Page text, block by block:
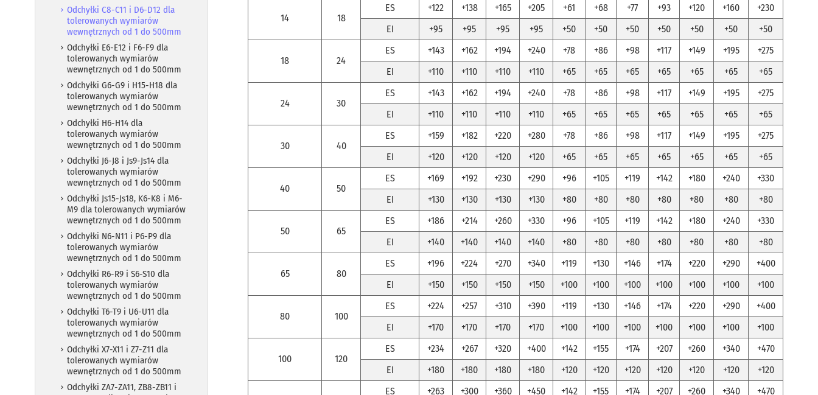
Odchyłki C8-C11 i D6-D12 dla
tolerowanych wymiarów
wewnętrznych od 1 do 500mm
Odchyłki E6-E12 i F6-F9 dla
tolerowanych wymiarów
wewnętrznych od 1 do 500mm
Odchyłki G6-G9 i H15-H18 dla
tolerowanych wymiarów
wewnętrznych od 1 do 500mm
Odchyłki H6-H14 dla
tolerowanych wymiarów
wewnętrznych od 1 do 500mm
Odchyłki J6-J8 i Js9-Js14 dla
tolerowanych wymiarów
wewnętrznych od 1 do 500mm
Odchyłki Js15-Js18, K6-K8 i M6-
M9 dla tolerowanych wymiarów
wewnętrznych od 1 do 500mm
Odchyłki N6-N11 i P6-P9 dla
tolerowanych wymiarów
wewnętrznych od 1 do 500mm
Odchyłki R6-R9 i S6-S10 dla
tolerowanych wymiarów
wewnętrznych od 1 do 500mm
Odchyłki T6-T9 i U6-U11 dla
tolerowanych wymiarów
wewnętrznych od 1 do 500mm
Odchyłki X7-X11 i Z7-Z11 dla
tolerowanych wymiarów
wewnętrznych od 1 do 500mm
Odchyłki ZA7-ZA11, ZB8-ZB11 i
14 18
ES +122 +138 +165 +205 +61 +68 +77 +93 +120 +160
+230
EI
+95 +95 +95 +95 +50 +50 +50 +50 +50 +50 +50
18 24
ES +143 +162 +194 +240 +78 +86 +98 +117 +149 +195
+275
EI
+110 +110 +110 +110 +65 +65 +65 +65 +65 +65 +65
24 30
ES +143 +162 +194 +240 +78 +86 +98 +117 +149 +195
+275
EI
+110 +110 +110 +110 +65 +65 +65 +65 +65 +65 +65
30 40
ES +159 +182 +220 +280 +78 +86 +98 +117 +149 +195
+275
EI
+120 +120 +120 +120 +65 +65 +65 +65 +65 +65 +65
40 50
ES +169 +192 +230 +290 +96 +105 +119 +142 +180 +240
+330
EI
+130 +130 +130 +130 +80 +80 +80 +80 +80 +80 +80
50 65
ES +186 +214 +260 +330 +96 +105 +119 +142 +180 +240
+330
EI
+140 +140 +140 +140 +80 +80 +80 +80 +80 +80 +80
65 80
ES +196 +224 +270 +340 +119 +130 +146 +174 +220 +290
+400
EI
+150 +150 +150 +150 +100 +100 +100 +100 +100 +100 +100
80 100
ES +224 +257 +310 +390 +119 +130 +146 +174 +220 +290
+400
EI
+170 +170 +170 +170 +100 +100 +100 +100 +100 +100 +100
100 120
ES +234 +267 +320 +400 +142 +155 +174 +207 +260 +340
+470
EI
+180 +180 +180 +180 +120 +120 +120 +120 +120 +120 +120
ES +263 +300 +360 +450 +142 +155 +174 +207 +260 +340
+470